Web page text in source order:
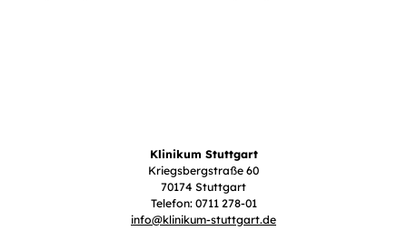
Klinikum Stuttgart
Kriegsbergstraße 60
70174 Stuttgart
Telefon: 0711 278-01
info@klinikum-stuttgart.de